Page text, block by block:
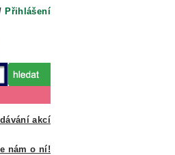
Přihlášení
akcí
nám o ní!